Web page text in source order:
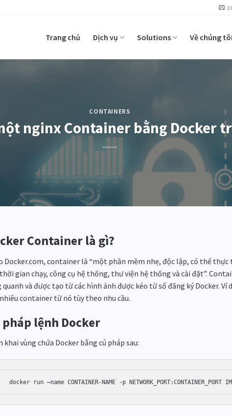
Trang chủ Dịch vụ Solutions Về chúng tôi
CONTAINERS
nginx Container bằng Docker
Container là gì?
Docker.com, container là “một phần mềm nhẹ, độc lập, có thể
gian chạy, công cụ hệ thống, thư viện hệ thống và cài đặt”.
quanh và được tạo từ các hình ảnh được kéo từ sổ đăng ký Docker.
container từ nó tùy theo nhu cầu.
pháp lệnh Docker
khai vùng chứa Docker bằng cú pháp sau: